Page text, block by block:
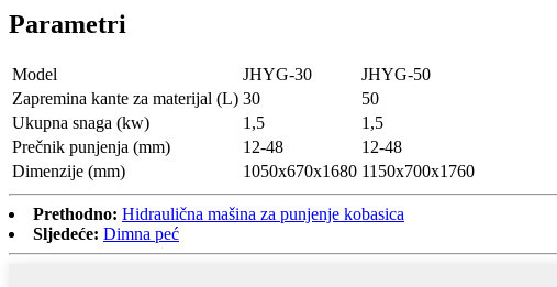
Parametri
Model JHYG-30
JHYG-50
Zapremina kante za materijal (L) 30
50
Ukupna snaga (kw)
1,5
1,5
Prečnik punjenja (mm)
12-48
12-48
Dimenzije (mm)
1050x670x1680 1150x700x1760
Prethodno: Hidraulična mašina za punjenje kobasica
Sljedeće: Dimna peć